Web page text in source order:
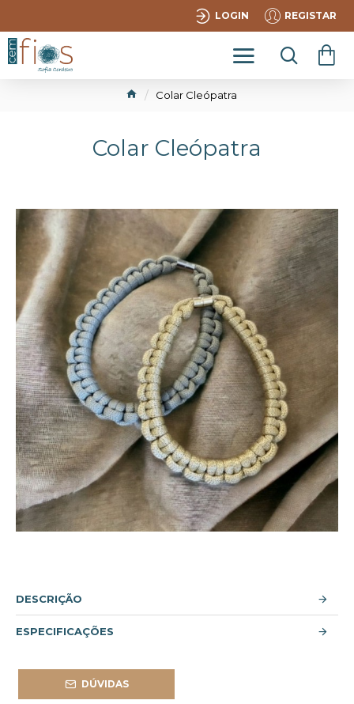
LOGIN REGISTAR
Colar Cleópatra
Colar Cleópatra
DESCRIÇÃO
ESPECIFICAÇÕES
DÚVIDAS